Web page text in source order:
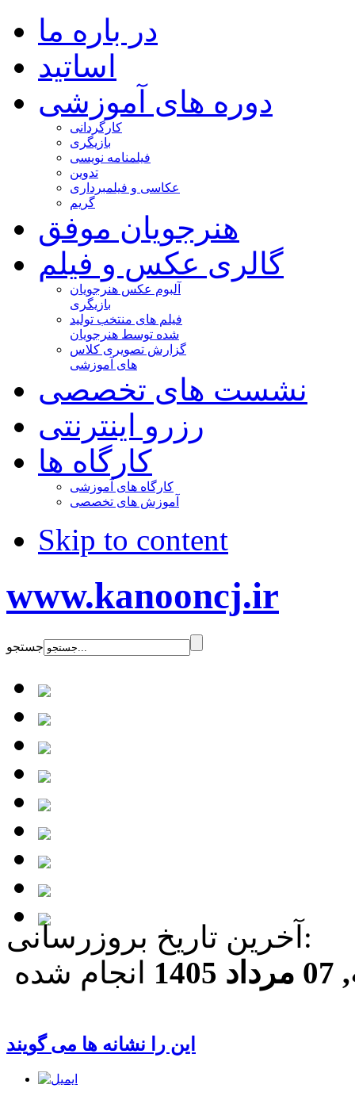
در باره ما
اساتید
دوره های آموزشی
کارگردانی
بازیگری
فیلمنامه نویسی
تدوین
عکاسی و فیلمبرداری
گریم
هنرجویان موفق
گالری عکس و فیلم
آلبوم عکس هنرجویان
بازیگری
فیلم های منتخب تولید
شده توسط هنرجویان
گزارش تصویری کلاس
های آموزشی
نشست های تخصصی
رزرو اینترنتی
کارگاه ها
کارگاه های آموزشی
آموزش های تخصصی
Skip to content
www.kanooncj.ir
جستجو
آخرين تاريخ بروزرسانی:
انجام شده
این را نشانه ها می گویند